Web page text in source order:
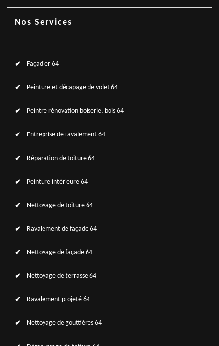
Nos Services
Façadier 64
Peinture et décapage de volet 64
Peintre rénovation boiserie, bois 64
Entreprise de ravalement 64
Réparation de toiture 64
Peinture intérieure 64
Nettoyage de toiture 64
Ravalement de façade 64
Nettoyage de façade 64
Nettoyage de terrasse 64
Ravalement projeté 64
Nettoyage de gouttières 64